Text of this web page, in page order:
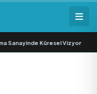
Küresel Vizyon Vurgusu